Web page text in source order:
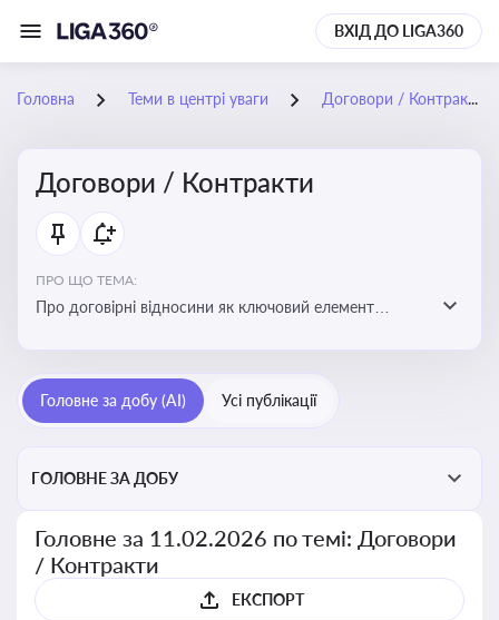
ВХІД ДО LIGA360
Головна Теми в центрі уваги Договори / Контракти
Договори / Контракти
ПРО ЩО ТЕМА:
Про договірні відносини як ключовий елемент
зобов’язань за договором та розірвання договору
Головне за добу (AI) Усі публікації
ГОЛОВНЕ ЗА ДОБУ
Головне за 11.02.2026 по темі: Договори
/ Контракти
ЕКСПОРТ